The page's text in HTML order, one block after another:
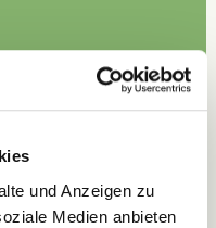
und Anzeigen zu
Medien anbieten
Zertifizierung